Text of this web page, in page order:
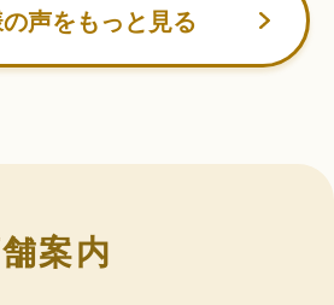
声をもっと見る
案内